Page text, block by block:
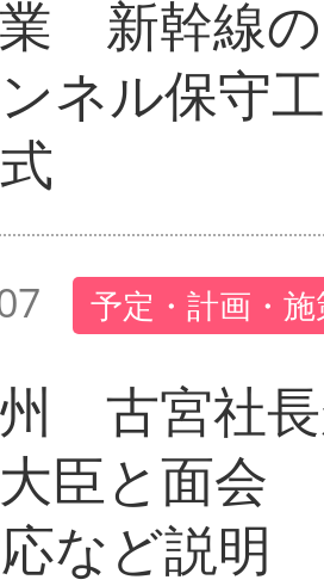
新幹線
ネル保守
予定・計画・
州 古宮社
臣と面会
など説明